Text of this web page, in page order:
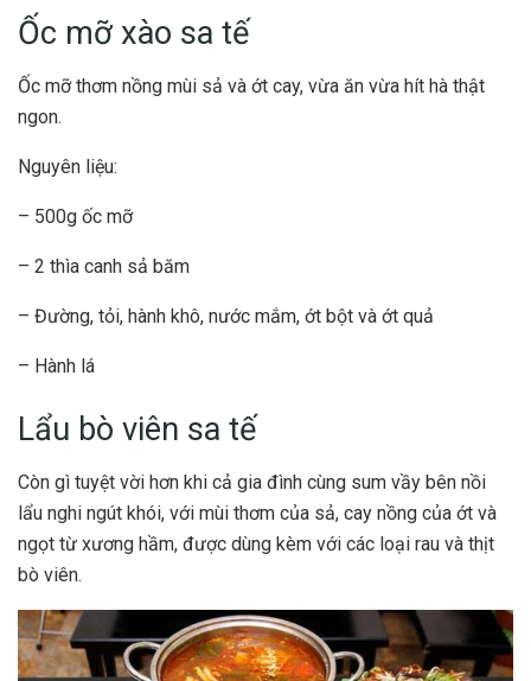
Ốc mỡ xào sa tế
Ốc mỡ thơm nồng mùi sả và ớt cay, vừa ăn vừa hít hà thật
ngon.
Nguyên liệu:
– 500g ốc mỡ
– 2 thìa canh sả băm
– Đường, tỏi, hành khô, nước mắm, ớt bột và ớt quả
– Hành lá
Lẩu bò viên sa tế
Còn gì tuyệt vời hơn khi cả gia đình cùng sum vầy bên nồi
lẩu nghi ngút khói, với mùi thơm của sả, cay nồng của ớt và
ngọt từ xương hầm, được dùng kèm với các loại rau và thịt
bò viên.